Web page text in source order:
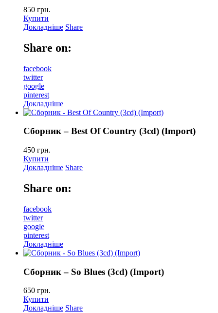
850 грн.
Купити
Докладніше Share
Share on:
facebook
twitter
google
pinterest
Докладніше
Сборник – Best Of Country (3сd) (Import)
450 грн.
Купити
Докладніше Share
Share on:
facebook
twitter
google
pinterest
Докладніше
Сборник – So Blues (3сd) (Import)
650 грн.
Купити
Докладніше Share